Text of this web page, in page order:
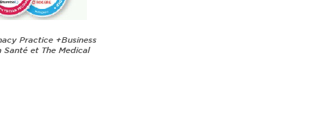
Practice +Business
et The Medical